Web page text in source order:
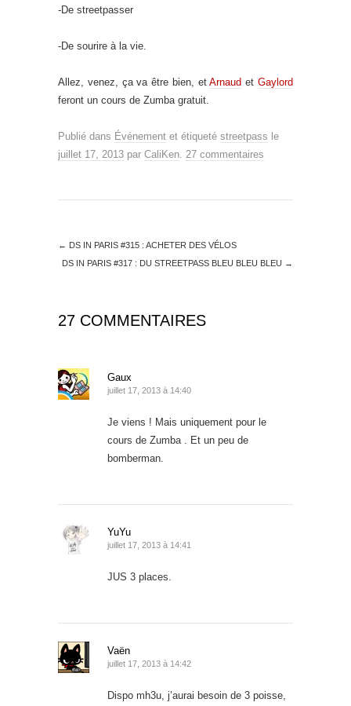
-De streetpasser
-De sourire à la vie.
Allez, venez, ça va être bien, etArnaud etGaylord
feront un cours de Zumba gratuit.
Publié dans Événement et étiqueté streetpass le
juillet 17, 2013 par CaliKen 27 commentaires
← DS IN PARIS #315 : ACHETER DES VÉLOS
DS IN PARIS #317 : DU STREETPASS BLEU BLEU BLEU →
27 COMMENTAIRES
Gaux
juillet 17, 2013 à 14:40
Je viens ! Mais uniquement pour le
cours de Zumba . Et un peu de
bomberman.
YuYu
juillet 17, 2013 à 14:41
JUS 3 places.
Vaën
juillet 17, 2013 à 14:42
Dispo mh3u, j’aurai besoin de 3 poisse,